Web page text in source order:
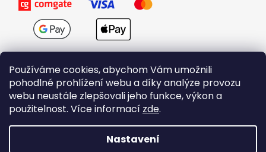
Používáme cookies, abychom Vám umožnili
pohodlné prohlížení webu a díky analýze provozu
webu neustále zlepšovali jeho funkce, výkon a
použitelnost. Více informací zde.
Nastavení